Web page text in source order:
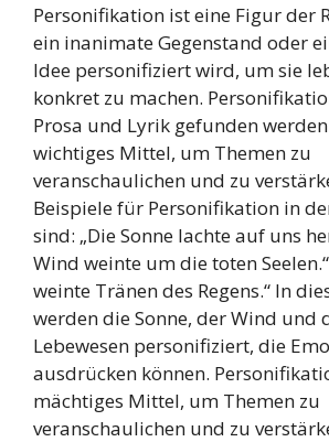
Personifikation ist eine Figur der
ein inanimate Gegenstand oder
Idee personifiziert wird, um sie
konkret zu machen.
Prosa und Lyrik gefunden
wichtiges Mittel, um Themen zu
veranschaulichen und zu
Beispiele für Personifikation in
sind: „Die Sonne lachte auf uns
Wind weinte um die toten
weinte Tränen des Regens.“ In
werden die Sonne, der Wind und
Lebewesen personifiziert, die
ausdrücken können.
mächtiges Mittel, um Themen zu
veranschaulichen und zu